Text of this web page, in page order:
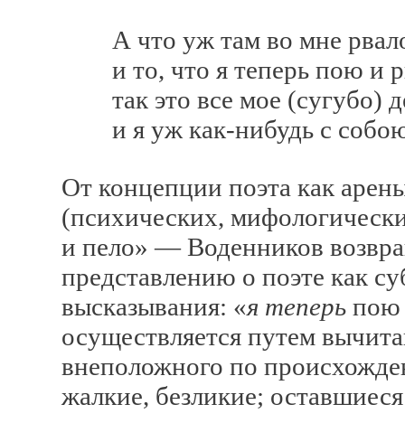
А что уж там во мне
и то, что я теперь пою и
так это все мое (сугубо)
и я уж как-нибудь с собою
От концепции поэта как
(психических,
и пело» — Воденников
представлению о поэте как
высказывания: «я теперь пою
осуществляется путем
внеположного по
жалкие, безликие;